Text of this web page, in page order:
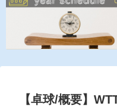
【卓球/概要】